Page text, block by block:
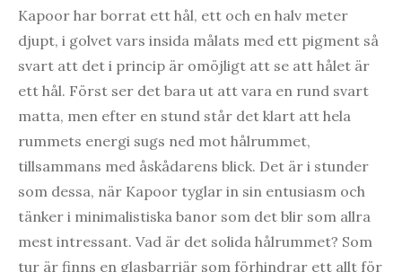
Kapoor har borrat ett hål, ett och en halv meter
djupt, i golvet vars insida målats med ett pigment så
svart att det i princip är omöjligt att se att hålet är
ett hål. Först ser det bara ut att vara en rund svart
matta, men efter en stund står det klart att hela
rummets energi sugs ned mot hålrummet,
tillsammans med åskådarens blick. Det är i stunder
som dessa, när Kapoor tyglar in sin entusiasm och
tänker i minimalistiska banor som det blir som allra
mest intressant. Vad är det solida hålrummet? Som
tur är finns en glasbarriär som förhindrar ett allt för